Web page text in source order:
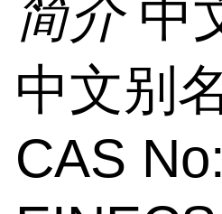
简介 中
中文别
CAS